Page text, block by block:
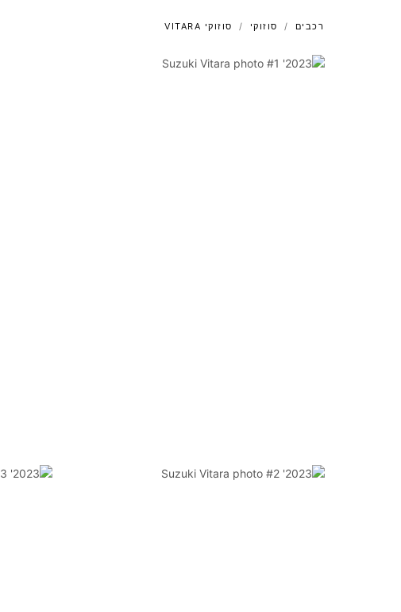
רכבים סוזוקי סוזוקי VITARA